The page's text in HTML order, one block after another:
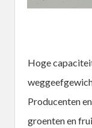
Hoge
Producenten
groenten en